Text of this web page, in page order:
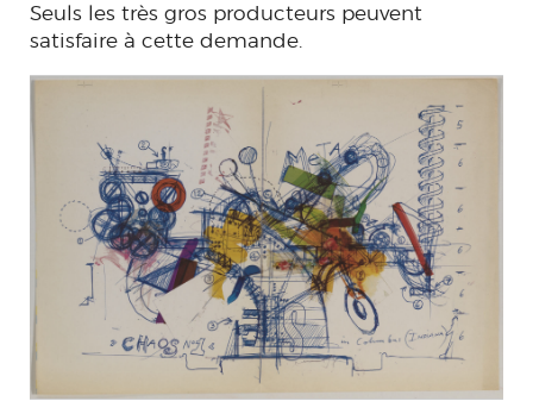
Seuls les très gros producteurs peuvent
satisfaire à cette demande.